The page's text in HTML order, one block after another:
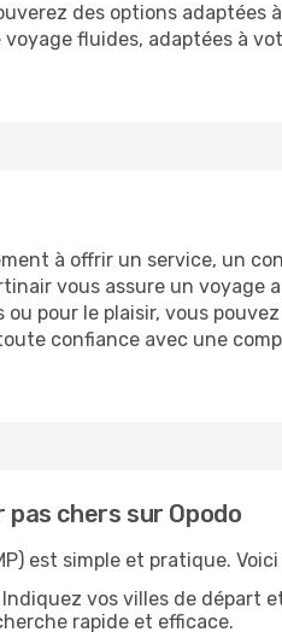
des options adaptées
fluides, adaptées à
à offrir un service, un
vous assure un voyage
pour le plaisir, vous
confiance avec une
chers sur Opodo
est simple et pratique.
Indiquez vos villes de départ
rapide et efficace.